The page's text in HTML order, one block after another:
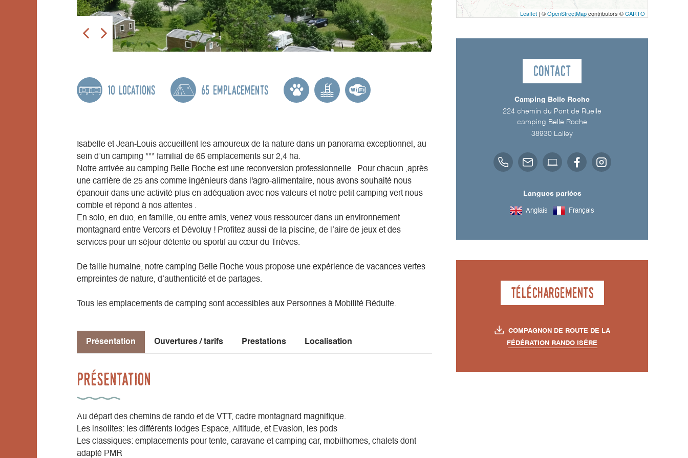
10 locations 65 emplacements
Isabelle et Jean-Louis accueillent les amoureux de la nature dans un panorama exceptionnel, au
sein d’un camping *** familial de 65 emplacements sur 2,4 ha.
Notre arrivée au camping Belle Roche est une reconversion professionnelle . Pour chacun ,après
une carrière de 25 ans comme ingénieurs dans l'agro-alimentaire, nous avons souhaité nous
épanouir dans une activité plus en adéquation avec nos valeurs et notre petit camping vert nous
comble et répond à nos attentes .
En solo, en duo, en famille, ou entre amis, venez vous ressourcer dans un environnement
montagnard entre Vercors et Dévoluy ! Profitez aussi de la piscine, de l’aire de jeux et des
services pour un séjour détente ou sportif au cœur du Trièves.
De taille humaine, notre camping Belle Roche vous propose une expérience de vacances vertes
empreintes de nature, d’authenticité et de partages.
Tous les emplacements de camping sont accessibles aux Personnes à Mobilité Réduite.
Présentation Ouvertures / tarifs Prestations Localisation
Présentation
Au départ des chemins de rando et de VTT, cadre montagnard magnifique.
Les insolites: les différents lodges Espace, Altitude, et Evasion, les pods
Les classiques: emplacements pour tente, caravane et camping car, mobilhomes, chalets dont
adapté PMR
Leaflet | ©OpenStreetMapcontributors ©CARTO
Contact
Camping Belle Roche
224 chemin du Pont de Ruelle
camping Belle Roche
38930 Lalley
Langues parlées
Anglais Français
Téléchargements
COMPAGNON DE ROUTE DE LA
FÉDÉRATION RANDO ISÉRE